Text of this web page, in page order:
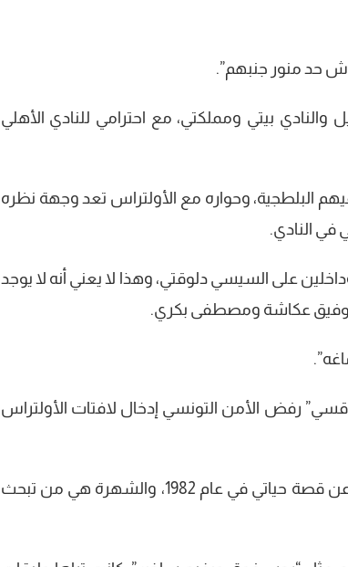
حد منور جنبهم”.
بيتي ومملكتي، مع احترامي للنادي الأهلي
البلطجية، وحواره مع الأولتراس تعد وجهة نظره
في النادي.
على السيسي دلوقتي، وهذا لا يعني أنه لا يوجد
عكاشة ومصطفى بكري.
رفض الأمن التونسي إدخال لافتات الأولتراس
أنا لا أسعى للشهرة لأنه تم تأليف كتاب من ثلاثة أجزاء عن قصة حياتي في عام 1982، والشهرة هي من تبحث